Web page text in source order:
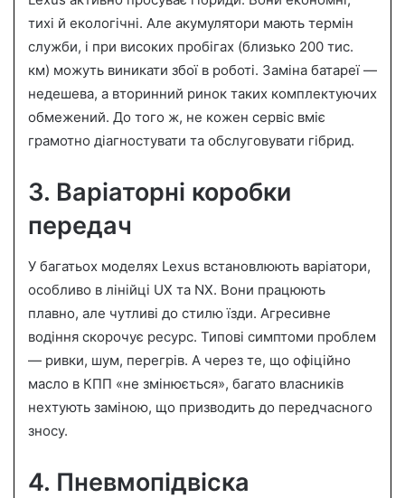
тихі й екологічні. Але акумулятори мають термін
служби, і при високих пробігах (близько 200 тис.
км) можуть виникати збої в роботі. Заміна батареї —
недешева, а вторинний ринок таких комплектуючих
обмежений. До того ж, не кожен сервіс вміє
грамотно діагностувати та обслуговувати гібрид.
3. Варіаторні коробки
передач
У багатьох моделях Lexus встановлюють варіатори,
особливо в лінійці UX та NX. Вони працюють
плавно, але чутливі до стилю їзди. Агресивне
водіння скорочує ресурс. Типові симптоми проблем
— ривки, шум, перегрів. А через те, що офіційно
масло в КПП «не змінюється», багато власників
нехтують заміною, що призводить до передчасного
зносу.
4. Пневмопідвіска